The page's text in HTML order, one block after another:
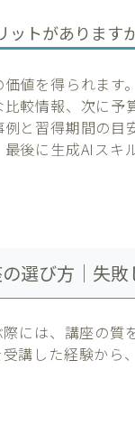
ットがあります
値を得られま
較情報、次に
と習得期間の
後に生成AIス
選び方｜失
には、講座の
講した経験から